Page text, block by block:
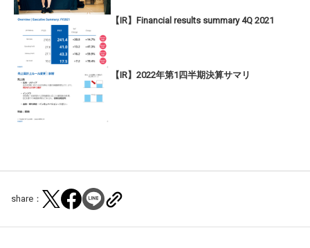
【IR】Financial results summary 4Q 2021
【IR】2022年第1四半期決算サマリ
share：